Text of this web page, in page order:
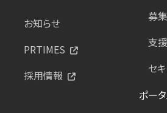
お知らせ
PRTIMES
採用情報
募
支
セ
ポー